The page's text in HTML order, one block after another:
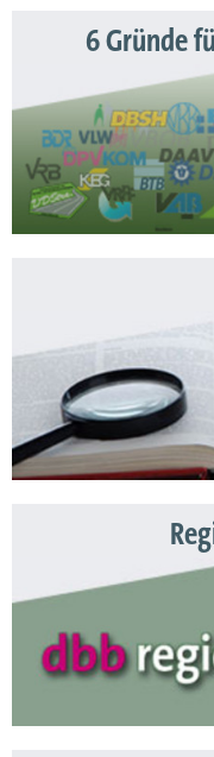
6 Gründe